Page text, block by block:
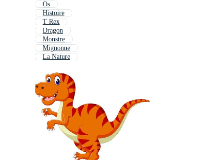
Os
Histoire
T Rex
Dragon
Monstre
Mignonne
La Nature